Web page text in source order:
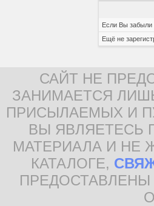
Если Вы забыли
Ещё не
САЙТ НЕ
ЗАНИМАЕТСЯ
ПРИСЫЛАЕМЫХ И
ВЫ ЯВЛЯЕТЕСЬ
МАТЕРИАЛА И НЕ
КАТАЛОГЕ,